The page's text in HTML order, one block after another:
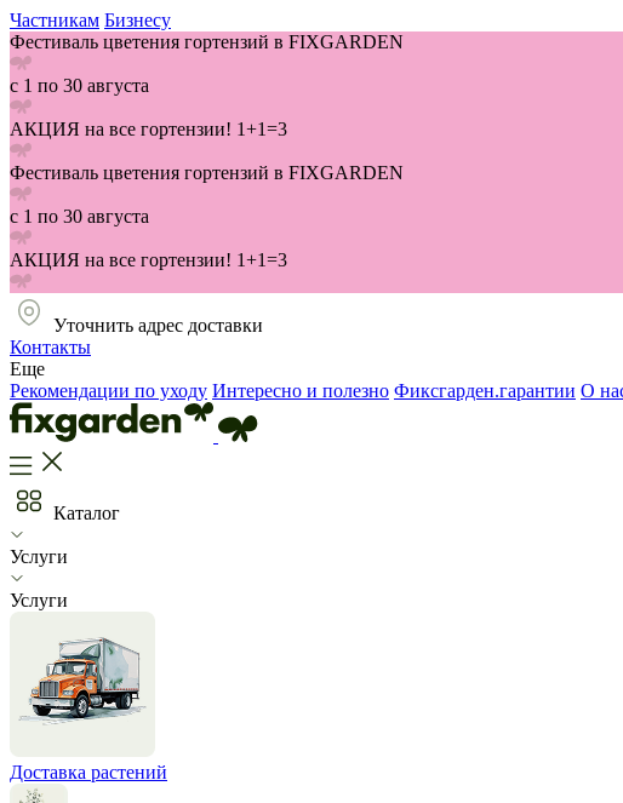
Частникам Бизнесу
Фестиваль цветения гортензий в FIXGARDEN
с 1 по 30 августа
АКЦИЯ на все гортензии! 1+1=3
Фестиваль цветения гортензий в FIXGARDEN
с 1 по 30 августа
АКЦИЯ на все гортензии! 1+1=3
Уточнить адрес доставки
Контакты
Еще
Рекомендации по уходу Интересно и полезно Фиксгарден.гарантии О
Каталог
Услуги
Услуги
Доставка растений